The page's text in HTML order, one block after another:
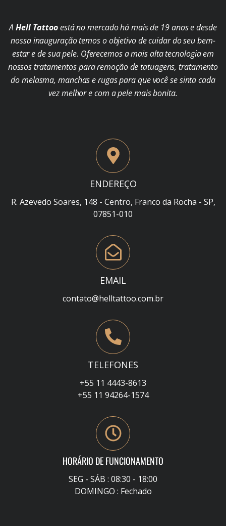
AHell Tattooestá no mercado há mais de 19 anos e desde
nossa inauguração temos o objetivo de cuidar do seu bem-
estar e de sua pele. Oferecemos a mais alta tecnologia em
nossos tratamentos para remoção de tatuagens, tratamento
do melasma, manchas e rugas para que você se sinta cada
vez melhor e com a pele mais bonita.
ENDEREÇO
R. Azevedo Soares, 148 - Centro, Franco da Rocha - SP,
07851-010
EMAIL
contato@helltattoo.com.br
TELEFONES
+55 11 4443-8613
+55 11 94264-1574
HORÁRIO DE FUNCIONAMENTO
SEG - SÁB : 08:30 - 18:00
DOMINGO : Fechado